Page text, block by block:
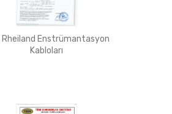
Rheiland Enstrümantasyon
Kabloları